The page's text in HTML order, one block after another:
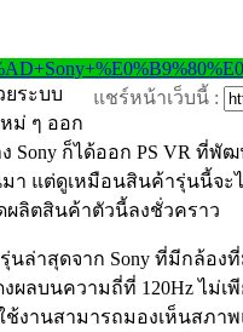
แชร์หน้าเว็บนี้ :
ยระบบ
ม่ ๆ ออก
ก็ได้ออก PS VR ที่พั
มา แต่ดูเหมือนสินค้ารุ่นนี้จ
ผลิตสินค้าตัวนี้ลงชั่วคราว
รุ่นล่าสุดจาก Sony ที่มีกล้อ
ผลบนความถี่ที่ 120Hz ไม่เ
ใช้งานสามารถมองเห็นสภ